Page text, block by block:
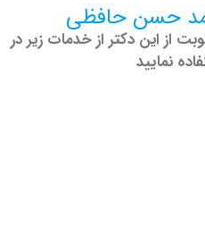
حافظی
دکتر از خدمات زیر در